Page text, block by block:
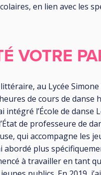
en lien avec les
VOTRE
au Lycée
de cours de
intégré l’École de danse
de professeure de
qui accompagne les
abordé plus
à travailler en tant